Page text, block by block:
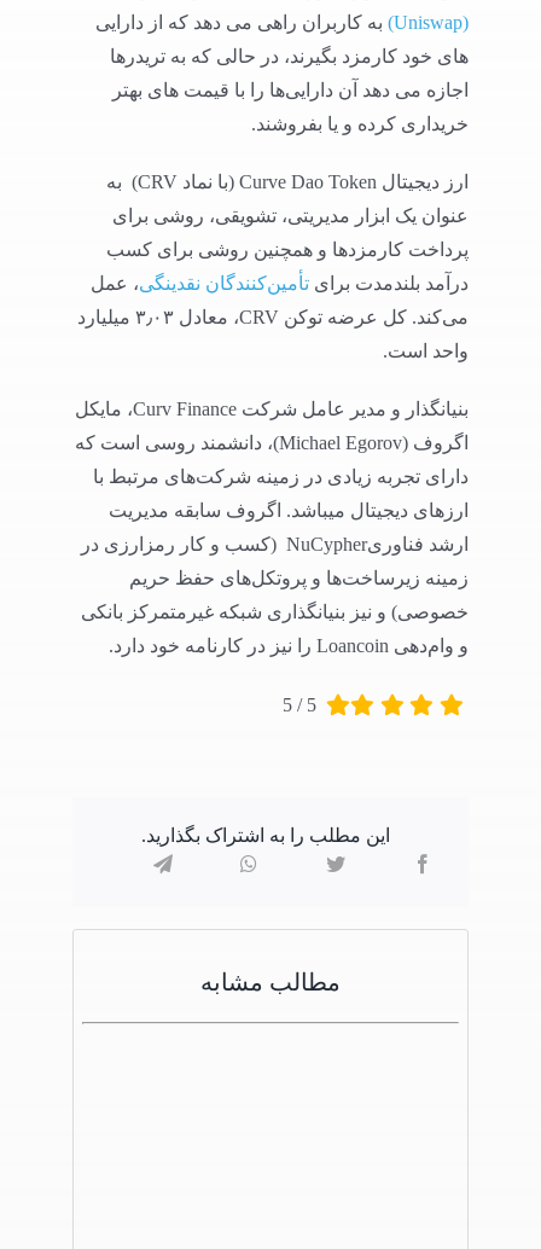
(Uniswap)
به کاربران راهی می دهد که از دارایی
های خود کارمزد بگیرند، در حالی که به تریدرها
اجازه می دهد آن دارایی‌ها را با قیمت های بهتر
خریداری کرده و یا بفروشند.
ارز دیجیتال Curve Dao Token (با نماد CRV) به
عنوان یک ابزار مدیریتی، تشویقی، روشی برای
پرداخت کارمزدها و همچنین روشی برای کسب
درآمد بلندمدت برای تأمین‌‎کنندگان نقدینگی
، عمل
می‌کند. کل عرضه توکن CRV، معادل ۳٫۰۳ میلیارد
واحد است.
بنیانگذار و مدیر عامل شرکت Curv Finance، مایکل
اگروف (Michael Egorov)، دانشمند روسی است که
دارای تجربه‌ زیادی در زمینه شرکت‌های مرتبط با
ارزهای دیجیتال میباشد. اگروف سابقه مدیریت
ارشد فناوریNuCypher (کسب و کار رمزارزی در
زمینه زیرساخت‌ها و پروتکل‌های حفظ حریم
خصوصی) و نیز بنیانگذاری شبکه غیرمتمرکز بانکی
و وام‌دهی Loancoin را نیز در کارنامه خود دارد.
5
/
5
این مطلب را به اشتراک بگذارید.
مطالب مشابه